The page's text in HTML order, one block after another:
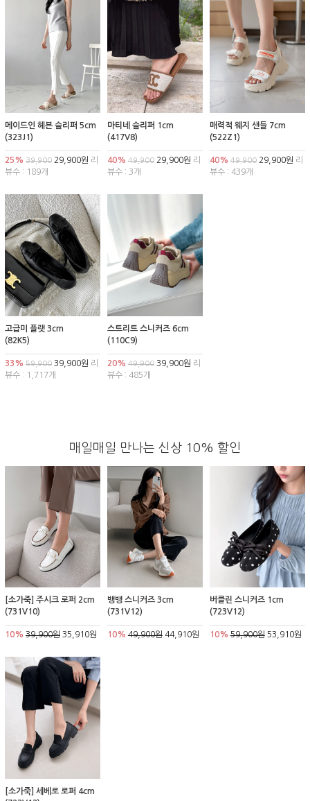
메이드인 헤븐 슬리퍼 5cm
(323J1)
25% 39,900 29,900원 리
뷰수 : 189개
마티네 슬리퍼 1cm
(417V8)
40% 49,90029,900원 리
뷰수 : 3개
매력적 웨지 샌들 7cm
(522Z1)
40% 49,90029,900원 리
뷰수 : 439개
고급미 플랫 3cm
(82K5)
33% 59,900 39,900원 리
뷰수 : 1,717개
스트리트 스니커즈 6cm
(110C9)
20% 49,90039,900원 리
뷰수 : 485개
매일매일 만나는 신상 10% 할인
[소가죽] 주시크 로퍼 2cm
(731V10)
10% 39,900원 35,910원
뱅뱅 스니커즈 3cm
(731V12)
10% 49,900원44,910원
버클린 스니커즈 1cm
(723V12)
10% 59,900원53,910원
[소가죽] 세베로 로퍼 4cm